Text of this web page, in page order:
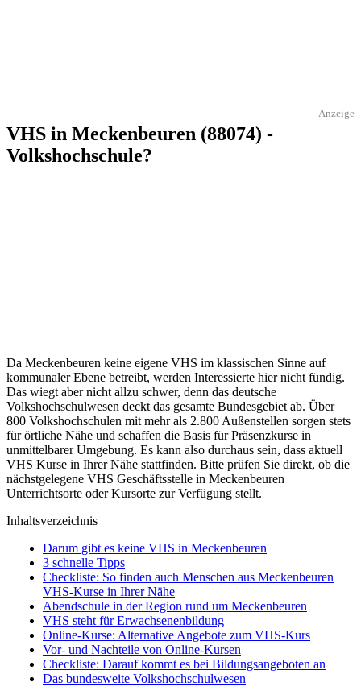
Anzeige
VHS in Meckenbeuren (88074) -
Volkshochschule?
Da Meckenbeuren keine eigene VHS im klassischen Sinne auf
kommunaler Ebene betreibt, werden Interessierte hier nicht fündig.
Das wiegt aber nicht allzu schwer, denn das deutsche
Volkshochschulwesen deckt das gesamte Bundesgebiet ab. Über
800 Volkshochschulen mit mehr als 2.800 Außenstellen sorgen stets
für örtliche Nähe und schaffen die Basis für Präsenzkurse in
unmittelbarer Umgebung. Es kann also durchaus sein, dass aktuell
VHS Kurse in Ihrer Nähe stattfinden. Bitte prüfen Sie direkt, ob die
nächstgelegene VHS Geschäftsstelle in Meckenbeuren
Unterrichtsorte oder Kursorte zur Verfügung stellt.
Inhaltsverzeichnis
Darum gibt es keine VHS in Meckenbeuren
3 schnelle Tipps
Checkliste: So finden auch Menschen aus Meckenbeuren
VHS-Kurse in Ihrer Nähe
Abendschule in der Region rund um Meckenbeuren
VHS steht für Erwachsenenbildung
Online-Kurse: Alternative Angebote zum VHS-Kurs
Vor- und Nachteile von Online-Kursen
Checkliste: Darauf kommt es bei Bildungsangeboten an
Das bundesweite Volkshochschulwesen